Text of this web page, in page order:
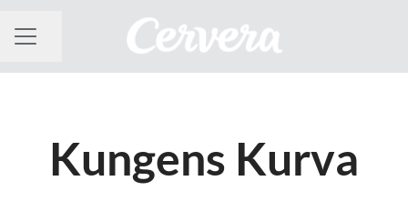
KARRIÄRMENY
Dela sidan
Kungens Kurva